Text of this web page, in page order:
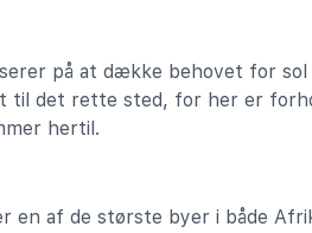
på at dække behovet for sol
til det rette sted, for her er
hertil.
en af de største byer i både